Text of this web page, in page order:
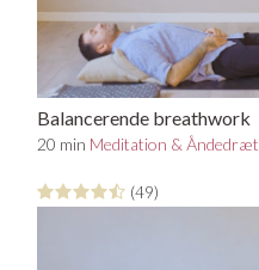
Balancerende breathwork
20 min Meditation & Åndedræt
(49)